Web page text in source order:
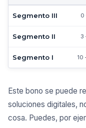
Segmento III 0
Segmento II 3
Segmento I 10
Este bono se puede
soluciones digitales,
cosa. Puedes, por